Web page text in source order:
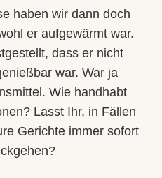
haben wir dann doch
er aufgewärmt war.
dass er nicht
war. War ja
Wie handhabt
Lasst Ihr, in Fällen
Gerichte immer sofort